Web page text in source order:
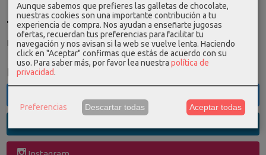
Tu Carrito (0)
El carrito de la compra está vacío
Redes Sociales
Aunque sabemos que prefieres las galletas de chocolate,
nuestras cookies son una importante contribución a tu
experiencia de compra. Nos ayudan a enseñarte jugosas
ofertas, recuerdan tus preferencias para facilitar tu
navegación y nos avisan si la web se vuelve lenta. Haciendo
click en "Aceptar" confirmas que estás de acuerdo con su
uso. Para saber más, por favor lea nuestra política de
privacidad.
Preferencias Descartar todas Aceptar todas